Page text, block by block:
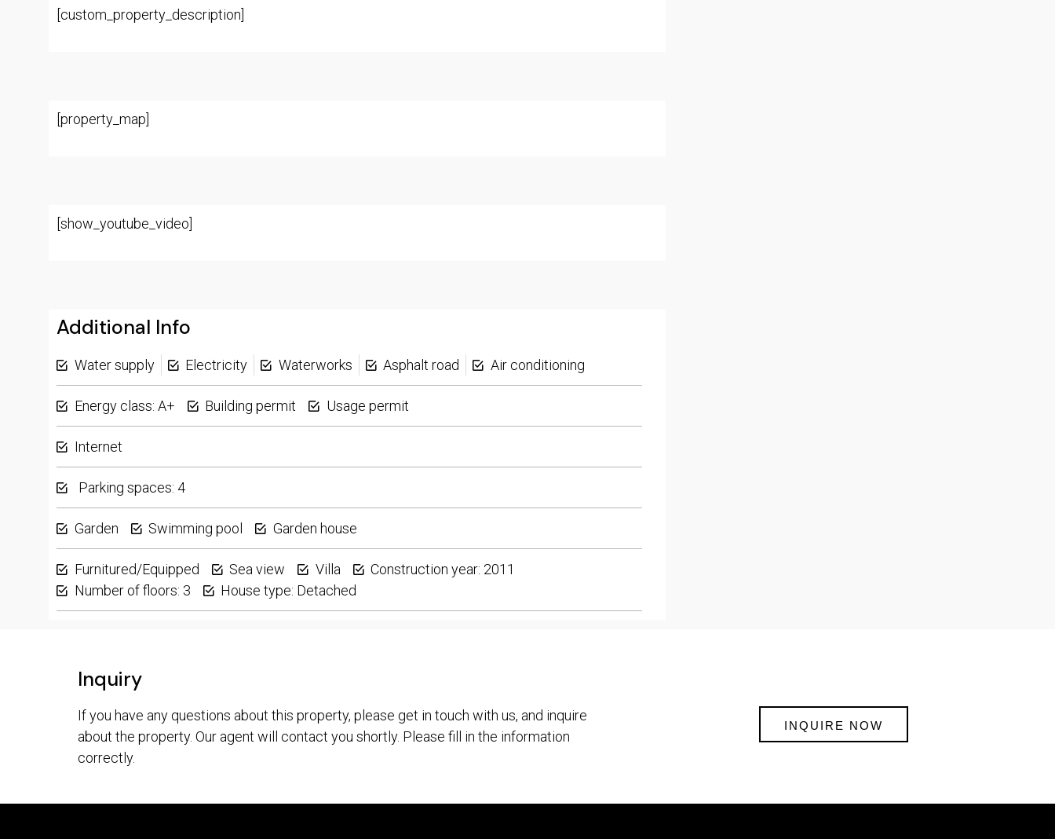
[custom_property_description]
[property_map]
[show_youtube_video]
Additional Info
Water supply Electricity Waterworks Asphalt road Air conditioning
Energy class: A+ Building permit Usage permit
Internet
Parking spaces: 4
Garden Swimming pool Garden house
Furnitured/Equipped Sea view Villa
Construction year: 2011
Number of floors: 3
House type: Detached
Inquiry
If you have any questions about this property, please get in touch with us, and inquire
about the property. Our agent will contact you shortly. Please fill in the information
correctly.
INQUIRE NOW